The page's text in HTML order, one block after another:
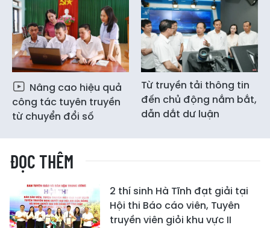
Nâng cao hiệu quả
công tác tuyên truyền
từ chuyển đổi số
Từ truyền tải thông tin
đến chủ động nắm bắt,
dẫn dắt dư luận
ĐỌC THÊM
2 thí sinh Hà Tĩnh đạt giải tại
Hội thi Báo cáo viên, Tuyên
truyền viên giỏi khu vực II